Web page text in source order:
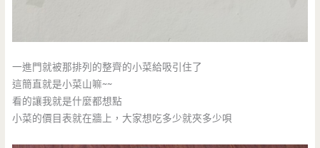
一進門就被那排列的整齊的小菜給吸引住了
這簡直就是小菜山嘛~~
看的讓我就是什麼都想點
小菜的價目表就在牆上，大家想吃多少就夾多少唄